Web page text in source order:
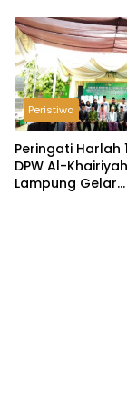
Peristiwa
Peringati Harlah
DPW Al-
Lampung Gelar